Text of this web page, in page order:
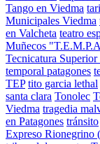
Tango en Viedma
Municipales Viedma
en Valcheta teatro
Muñecos
Tecnicatura
temporal patagones
TEP tito garcia lethal
santa clara Tonolec
Viedma tragedia
en Patagones tránsito
Expreso Rionegrino